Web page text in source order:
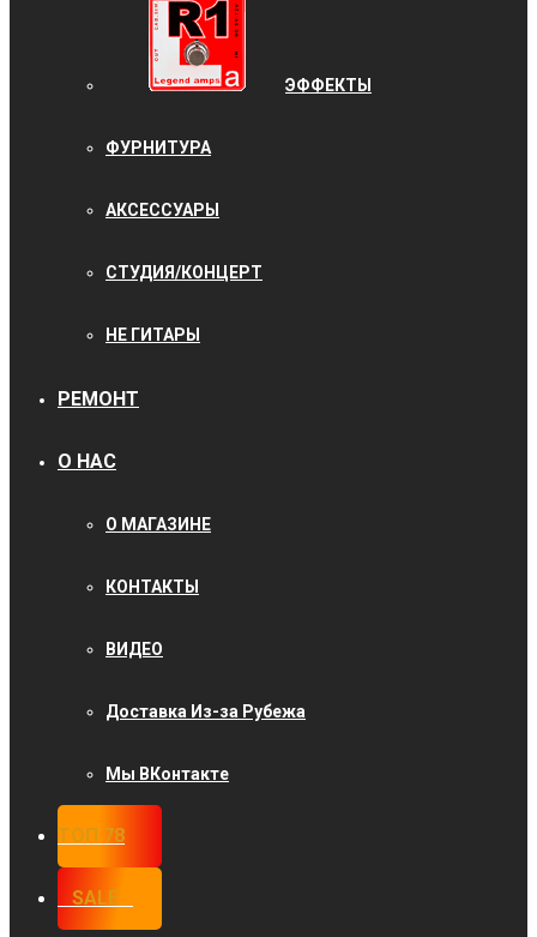
ЭФФЕКТЫ
ФУРНИТУРА
АКСЕССУАРЫ
СТУДИЯ/КОНЦЕРТ
НЕ ГИТАРЫ
РЕМОНТ
О НАС
О МАГАЗИНЕ
КОНТАКТЫ
ВИДЕО
Доставка Из-за Рубежа
Мы ВКонтакте
ТОП 78
⠀SALE⠀